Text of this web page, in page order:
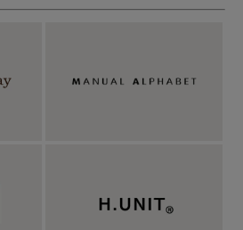
ルエットながら、落ち感のあ